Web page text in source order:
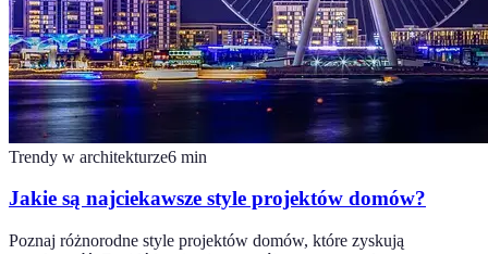
Trendy w architekturze6 min
Jakie są najciekawsze style projektów domów?
Poznaj różnorodne style projektów domów, które zyskują